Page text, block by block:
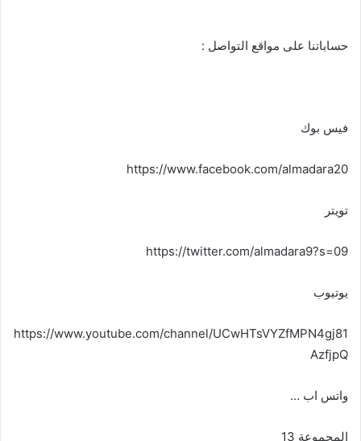
حساباتنا على مواقع التواصل :
فيس بوك
https://www.facebook.com/almadara20
تويتر
https://twitter.com/almadara9?s=09
يوتيوب
https://www.youtube.com/channel/UCwHTsVYZfMPN4gj81
AzfjpQ
واتس اب …
المجموعة 13